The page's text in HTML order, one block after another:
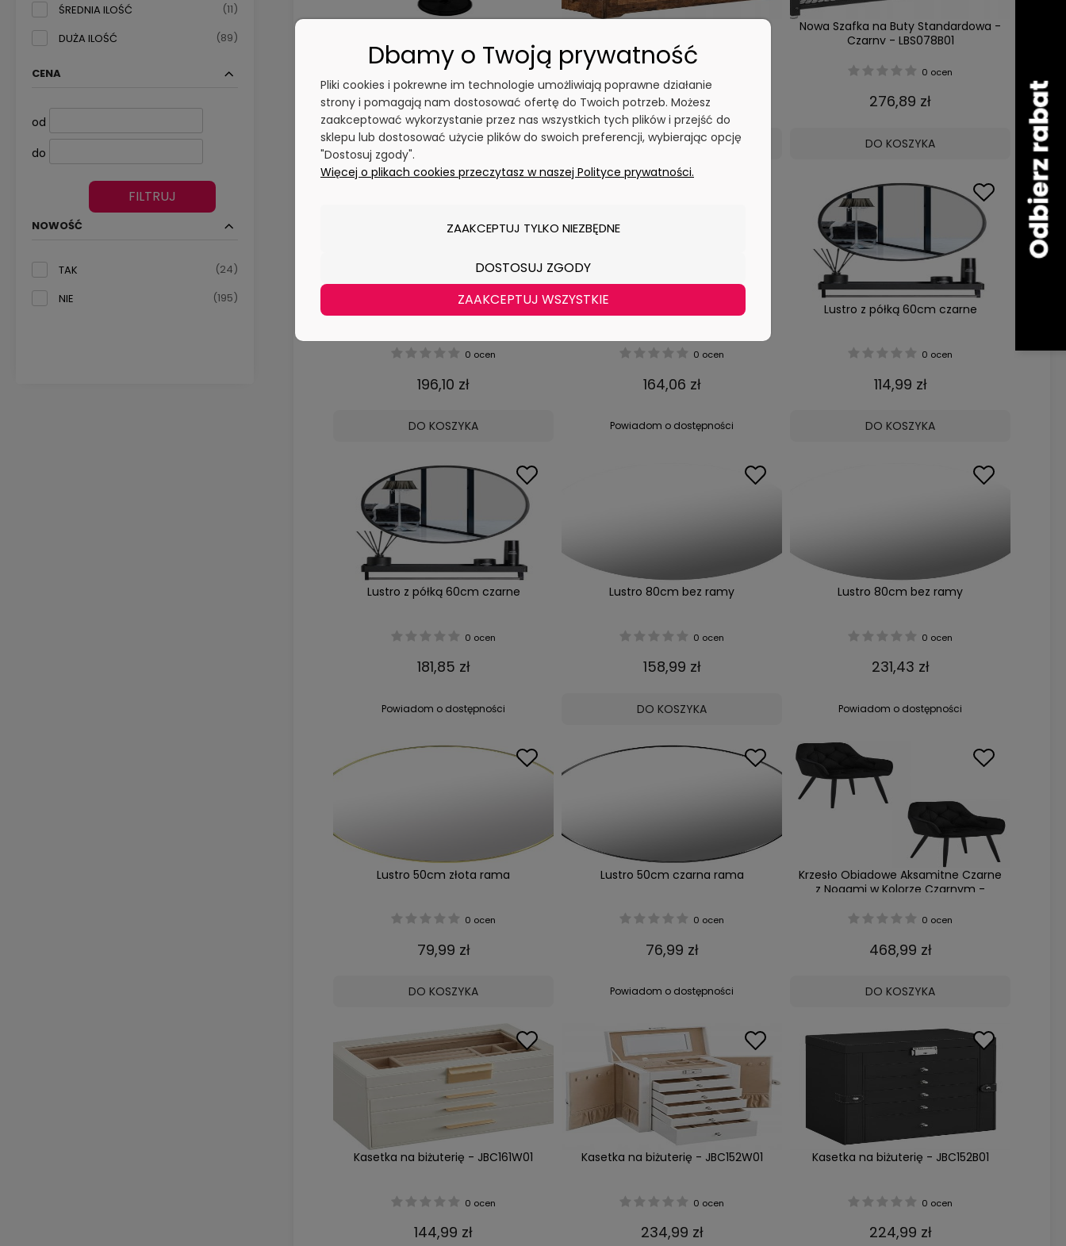
ŚREDNIA ILOŚĆ
(11)
DUŻA ILOŚĆ
(89)
CENA
od
do
FILTRUJ
NOWOŚĆ
TAK
(24)
NIE
(195)
112,99 zł
Powiadom o dostępności
357,29 zł
DO KOSZYKA
Nowa Szafka na Buty Standardowa -
Czarny - LBS078B01
0 ocen
276,89 zł
DO KOSZYKA
Lustrzane lustro bez ramy, średnica
0 ocen
196,10 zł
DO KOSZYKA
Lustrzana półka 60cm - Czarne
przestrzeni
0 ocen
164,06 zł
Powiadom o dostępności
Lustro z półką 60cm czarne
0 ocen
114,99 zł
DO KOSZYKA
Lustro z półką 60cm czarne
0 ocen
181,85 zł
Powiadom o dostępności
Lustro 80cm bez ramy
0 ocen
158,99 zł
DO KOSZYKA
Lustro 80cm bez ramy
0 ocen
231,43 zł
Powiadom o dostępności
Lustro 50cm złota rama
0 ocen
79,99 zł
DO KOSZYKA
Lustro 50cm czarna rama
0 ocen
76,99 zł
Powiadom o dostępności
Krzesło Obiadowe Aksamitne Czarne
z Nogami w Kolorze Czarnym -
0 ocen
468,99 zł
DO KOSZYKA
Kasetka na biżuterię - JBC161W01
0 ocen
144,99 zł
Kasetka na biżuterię - JBC152W01
0 ocen
234,99 zł
Kasetka na biżuterię - JBC152B01
0 ocen
224,99 zł
Dbamy o Twoją prywatność
Pliki cookies i pokrewne im technologie umożliwiają poprawne działanie
strony i pomagają nam dostosować ofertę do Twoich potrzeb. Możesz
zaakceptować wykorzystanie przez nas wszystkich tych plików i przejść do
sklepu lub dostosować użycie plików do swoich preferencji, wybierając opcję
"Dostosuj zgody".
Więcej o plikach cookies przeczytasz w naszej Polityce prywatności.
ZAAKCEPTUJ TYLKO NIEZBĘDNE
DOSTOSUJ ZGODY
ZAAKCEPTUJ WSZYSTKIE